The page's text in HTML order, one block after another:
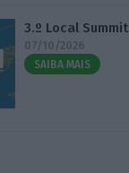
3.º Local Summit
07/10/2026
SAIBA MAIS